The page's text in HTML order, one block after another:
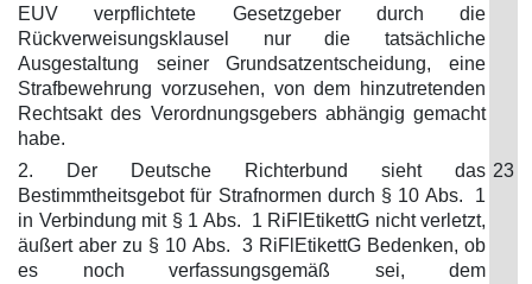
EUV verpflichtete Gesetzgeber durch die
Rückverweisungsklausel nur die tatsächliche
Ausgestaltung seiner Grundsatzentscheidung, eine
Strafbewehrung vorzusehen, von dem hinzutretenden
Rechtsakt des Verordnungsgebers abhängig gemacht
habe.
2. Der Deutsche Richterbund sieht das
Bestimmtheitsgebot für Strafnormen durch § 10 Abs. 1
in Verbindung mit § 1 Abs. 1 RiFlEtikettG nicht verletzt,
äußert aber zu § 10 Abs. 3 RiFlEtikettG Bedenken, ob
es noch verfassungsgemäß sei, dem
23